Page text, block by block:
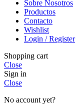
Sobre Nosotros
Productos
Contacto
Wishlist
Login / Register
Shopping cart
Close
Sign in
Close
No account yet?